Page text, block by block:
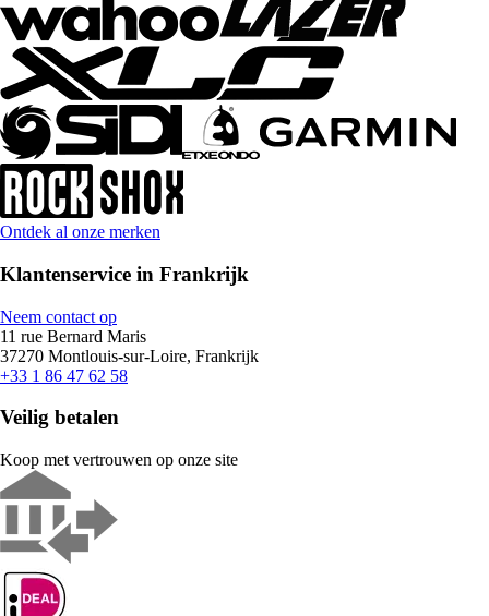
Ontdek al onze merken
Klantenservice in Frankrijk
Neem contact op
11 rue Bernard Maris
37270 Montlouis-sur-Loire, Frankrijk
+33 1 86 47 62 58
Veilig betalen
Koop met vertrouwen op onze site